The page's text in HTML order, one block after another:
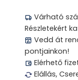
Várható
Részletekért
Vedd át
pontjainkon!
Elérhető
Elállás,